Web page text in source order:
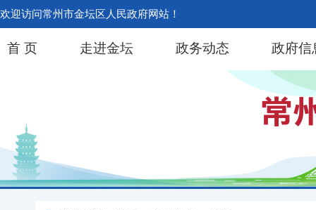
欢迎访问常州市金坛区人民政府网站！
首 页 走进金坛 政务动态 政府信